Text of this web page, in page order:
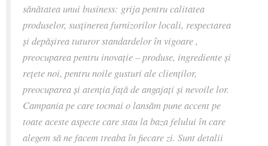
sănătatea unui business: grija pentru calitatea
produselor, susținerea furnizorilor locali, respectarea
și depășirea tuturor standardelor în vigoare ,
preocuparea pentru inovație – produse, ingrediente și
rețete noi, pentru noile gusturi ale clienților,
preocuparea și atenția față de angajați și nevoile lor.
Campania pe care tocmai o lansăm pune accent pe
toate aceste aspecte care stau la baza felului în care
alegem să ne facem treaba în fiecare zi. Sunt detalii